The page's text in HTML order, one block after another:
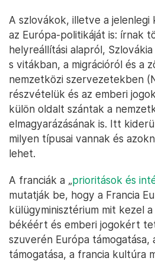
A szlovákok, illetve a
az Európa-politikáját is: írnak
helyreállítási alapról,
s vitákban, a migrációról és a
nemzetközi szervezetekben
részvételük és az emberi
külön oldalt szántak a
elmagyarázásának is. Itt
milyen típusai vannak és
lehet.
A franciák a „prioritások és
mutatják be, hogy a Francia
külügyminisztérium mit kezel
békéért és emberi jogokért
szuverén Európa támogatása,
támogatása, a francia kultúra